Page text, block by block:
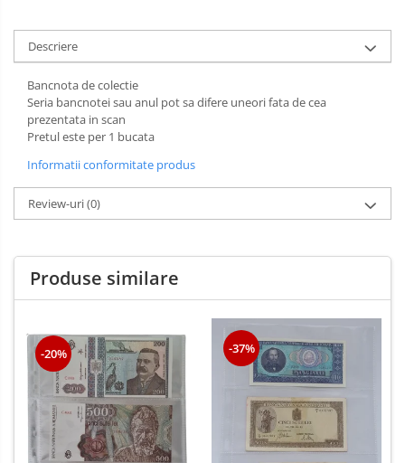
Descriere
Bancnota de colectie
Seria bancnotei sau anul pot sa difere uneori fata de cea
prezentata in scan
Pretul este per 1 bucata
Informatii conformitate produs
Review-uri(0)
Produse similare
-20% -37%